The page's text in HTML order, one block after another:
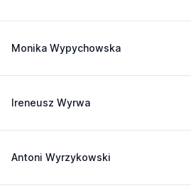
Monika Wypychowska
Ireneusz Wyrwa
Antoni Wyrzykowski